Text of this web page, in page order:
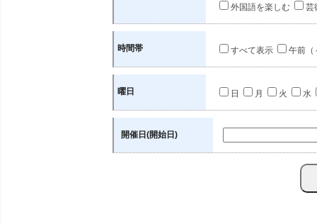
外国語を楽しむ
芸
時間帯 すべて表示 午前（
曜日 日 月 火 水
開催日(開始日)